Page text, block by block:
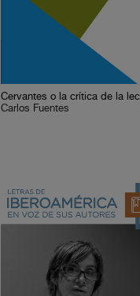
Carlos Fuentes